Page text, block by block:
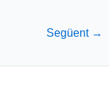
Següent →